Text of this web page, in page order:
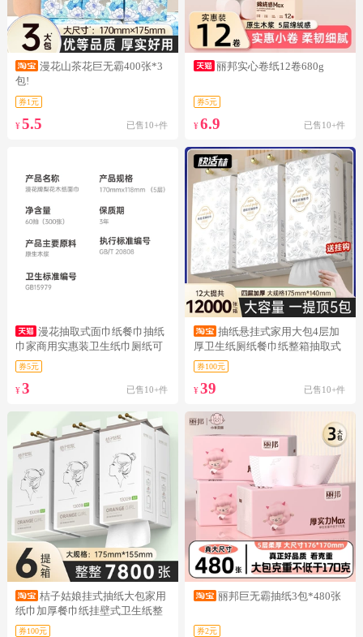
漫花山茶花巨无霸400张*3
包!
券1元
¥ 5.5 已售10+件
丽邦实心卷纸12卷680g
券5元
¥6.9 已售10+件
漫花抽取式面巾纸餐巾抽纸
巾家商用实惠装卫生纸巾厕纸可
擦手JJ
券5元
¥ 3 已售10+件
抽纸悬挂式家用大包4层加
厚卫生纸厕纸餐巾纸整箱抽取式
纸巾商用
券100元
¥39 已售10+件
桔子姑娘挂式抽纸大包家用
纸巾加厚餐巾纸挂壁式卫生纸整
箱
券100元
丽邦巨无霸抽纸3包*480张
券2元